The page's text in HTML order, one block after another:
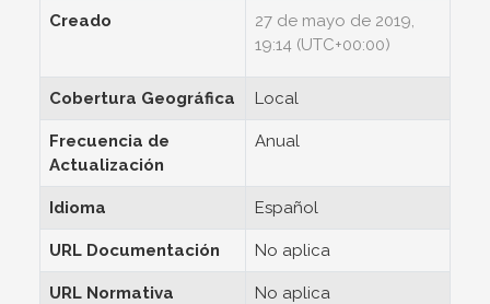
Creado
27 de mayo de 2019,
19:14 (UTC+00:00)
Cobertura Geográfica Local
Frecuencia de
Actualización
Anual
Idioma Español
URL Documentación No aplica
URL Normativa No aplica